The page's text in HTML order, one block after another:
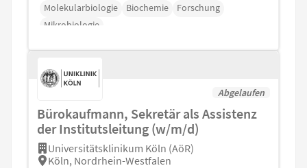
Molekularbiologie
Biochemie
Forschung
Mikrobiologie
Abgelaufen
Bürokaufmann, Sekretär als Assistenz
der Institutsleitung (w/m/d)
Universitätsklinikum Köln (AöR)
Köln, Nordrhein-Westfalen